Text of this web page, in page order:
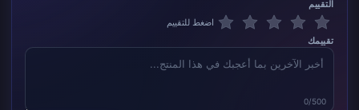
التقييم
اضغط للتقييم
تقييمك
0/500